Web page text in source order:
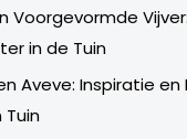
Voorgevormde
in de Tuin
Aveve: Inspiratie en
Tuin